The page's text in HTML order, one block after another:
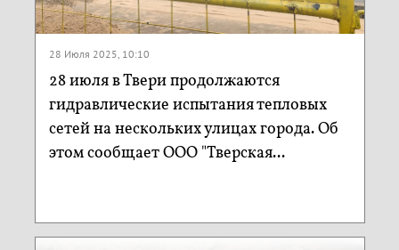
28 Июля 2025, 10:10
28 июля в Твери продолжаются
гидравлические испытания тепловых
сетей на нескольких улицах города. Об
этом сообщает ООО "Тверская...